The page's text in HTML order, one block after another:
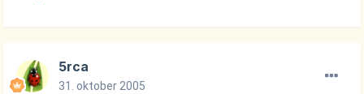
5rca
31. oktober 2005